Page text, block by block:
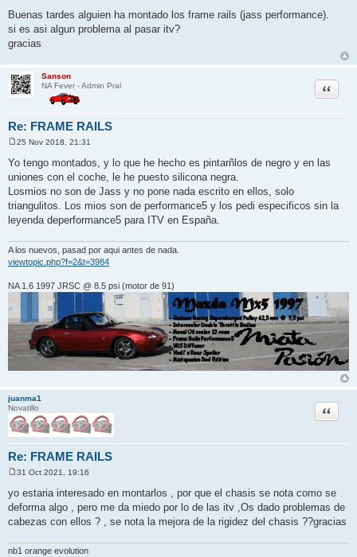
e
n
s
a
j
Buenas tardes alguien ha montado los frame rails (jass performance).
si es asi algun problema al pasar itv?
gracias
Sanson
NA Fever - Admin Pral
Re: FRAME RAILS
Citar
n
s
j
e
25 Nov 2018, 21:31
Yo tengo montados, y lo que he hecho es pintarñlos de negro y en las
uniones con el coche, le he puesto silicona negra.
Losmios no son de Jass y no pone nada escrito en ellos, solo
triangulitos. Los mios son de performance5 y los pedi especificos sin la
leyenda deperformance5 para ITV en España.
A los nuevos, pasad por aqui antes de nada.
viewtopic.php?f=2&t=3984
NA 1.6 1997 JRSC @ 8.5 psi (motor de 91)
juanma1
Novatillo
Re: FRAME RAILS
Citar
n
s
a
j
31 Oct 2021, 19:16
yo estaria interesado en montarlos , por que el chasis se nota como se
deforma algo , pero me da miedo por lo de las itv ,Os dado problemas de
cabezas con ellos ? , se nota la mejora de la rigidez del chasis ??gracias
nb1 orange evolution